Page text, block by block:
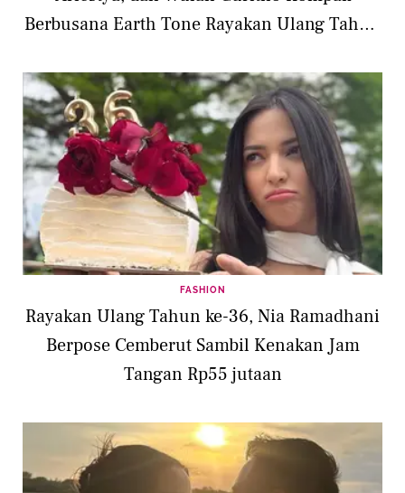
Berbusana Earth Tone Rayakan Ulang Tahun
FASHION
Rayakan Ulang Tahun ke-36, Nia Ramadhani
Berpose Cemberut Sambil Kenakan Jam
Tangan Rp55 jutaan